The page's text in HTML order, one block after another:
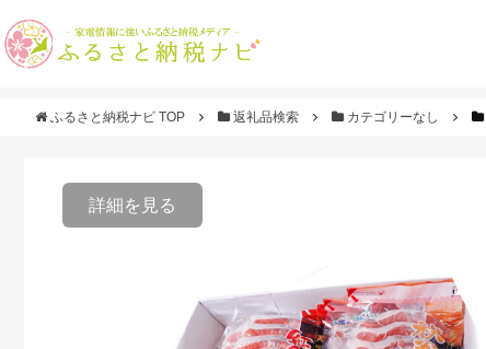
ふるさと納税ナビ TOP 返礼品検索 カテゴリーなし
詳細を見る